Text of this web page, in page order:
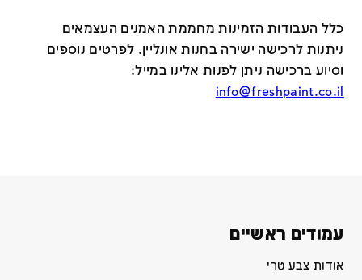
כלל העבודות הזמינות מחממת האמנים העצמאים
ניתנות לרכישה ישירה בחנות אונליין. לפרטים נוספים
וסיוע ברכישה ניתן לפנות אלינו במייל:
info@freshpaint.co.il
עמודים ראשיים
אודות צבע טרי